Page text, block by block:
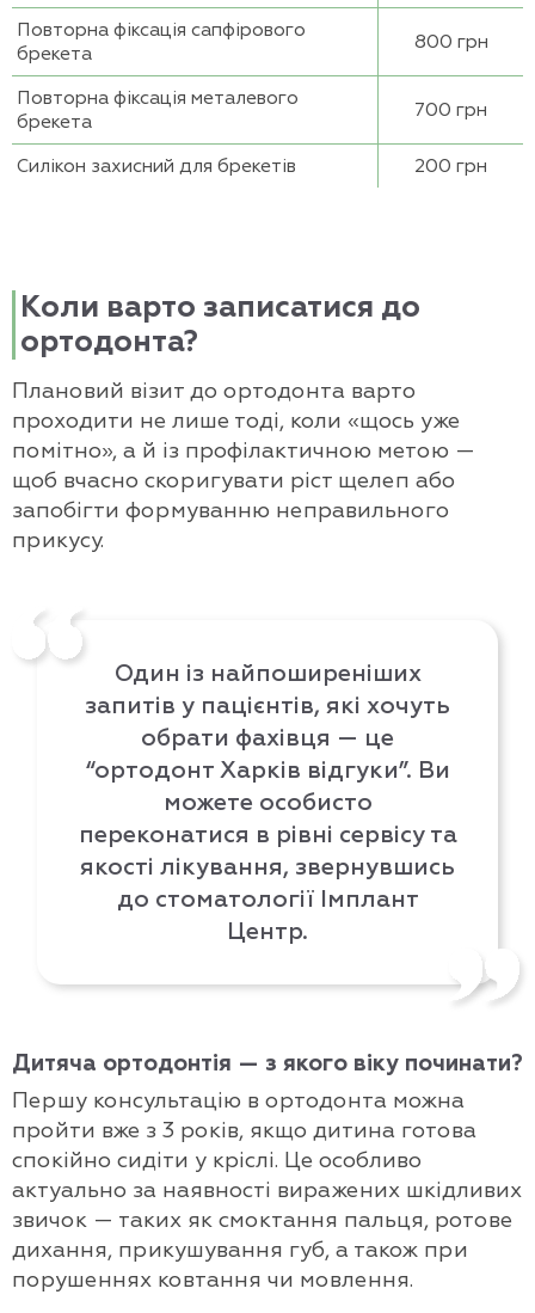
Повторна фіксація сапфірового
брекета
800 грн
Повторна фіксація металевого
брекета
700 грн
Силікон захисний для брекетів 200 грн
Коли варто записатися до
ортодонта?
Плановий візит до ортодонта варто
проходити не лише тоді, коли «щось уже
помітно», а й із профілактичною метою —
щоб вчасно скоригувати ріст щелеп або
запобігти формуванню неправильного
прикусу.
Один із найпоширеніших
запитів у пацієнтів, які хочуть
обрати фахівця — це
“ортодонт Харків відгуки”. Ви
можете особисто
переконатися в рівні сервісу та
якості лікування, звернувшись
до стоматології Імплант
Центр.
Дитяча ортодонтія — з якого віку починати?
Першу консультацію в ортодонта можна
пройти вже з 3 років, якщо дитина готова
спокійно сидіти у кріслі. Це особливо
актуально за наявності виражених шкідливих
звичок — таких як смоктання пальця, ротове
дихання, прикушування губ, а також при
порушеннях ковтання чи мовлення.